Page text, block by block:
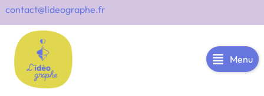
contact@lideographe.fr
Menu